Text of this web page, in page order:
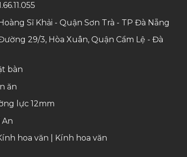
Sĩ Khải - Quận Sơn Trà - TP Đà Nẵng
Đường 29/3, Hòa Xuân, Quận Cẩm Lệ - Đà
bàn
ăn
lực 12mm
An
hoa văn Kính hoa văn